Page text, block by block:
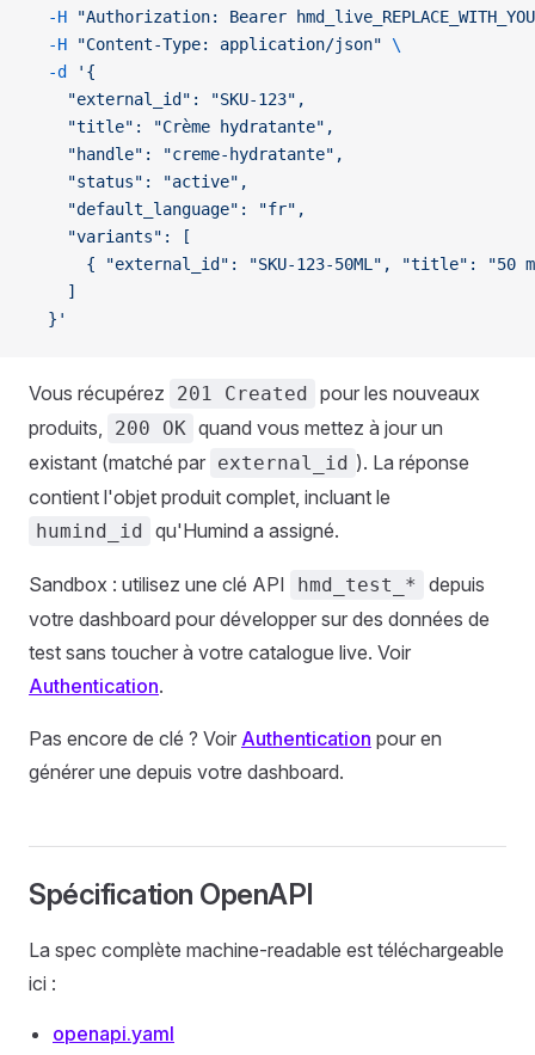
  -H
"Authorization: Bearer
  -H
"Content-Type: application/json" \
  -d
'{
    "external_id": "SKU-123",
    "title": "Crème hydratante",
    "handle": "creme-hydratante",
    "status": "active",
    "default_language": "fr",
    "variants": [
{ "external_id": "SKU-123-50ML", "title": "50
    ]
  }'
Vous récupérez 201 Created pour les nouveaux
produits,
200 OK quand vous mettez à jour un
existant (matché par external_id ). La réponse
contient l'objet produit complet, incluant le
humind_id qu'Humind a assigné.
Sandbox : utilisez une clé API hmd_test_*
depuis
votre dashboard pour développer sur des données de
test sans toucher à votre catalogue live. Voir
Authentication.
Pas encore de clé ? Voir Authentication pour en
générer une depuis votre dashboard.
Spécification OpenAPI
La spec complète machine-readable est téléchargeable
ici :
openapi.yaml